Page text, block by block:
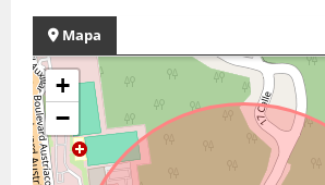
Mapa
+
−